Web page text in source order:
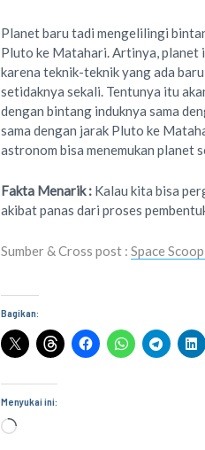
Planet baru tadi mengelilingi
Pluto ke Matahari. Artinya, planet
karena teknik-teknik yang ada
setidaknya sekali. Tentunya itu
dengan bintang induknya sama
sama dengan jarak Pluto ke
astronom bisa menemukan planet
Fakta Menarik : Kalau kita bisa
akibat panas dari proses
Sumber & Cross post : Space
Bagikan:
Menyukai ini:
Memuat...